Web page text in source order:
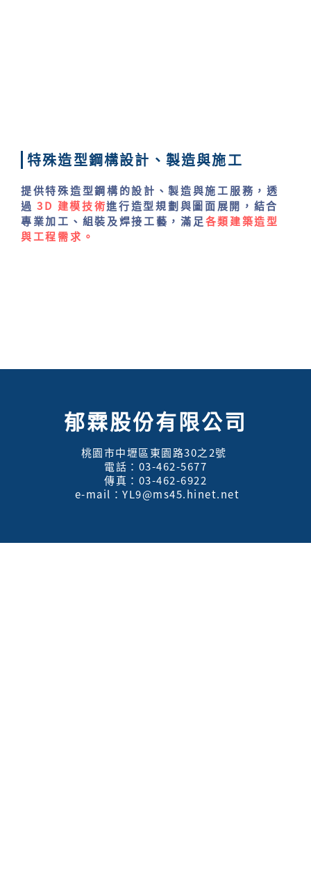
特殊造型鋼構設計、製造與施工​
提供特殊造型鋼構的設計、製造與施工服務，透
過3D 建模技術進行造型規劃與圖面展開，結合
專業加工、組裝及焊接工藝，滿足各類建築造型
與工程需求。
郁霖股份有限公司
桃園市中壢區東園路30之2號
電話：03-462-5677
傳真：03-462-6922
e-mail：YL9@ms45.hinet.net